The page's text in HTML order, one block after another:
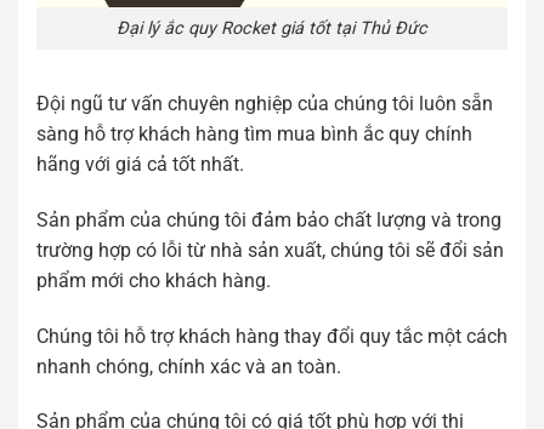
Đại lý ắc quy Rocket giá tốt tại Thủ Đức
Đội ngũ tư vấn chuyên nghiệp của chúng tôi luôn sẵn
sàng hỗ trợ khách hàng tìm mua bình ắc quy chính
hãng với giá cả tốt nhất.
Sản phẩm của chúng tôi đảm bảo chất lượng và trong
trường hợp có lỗi từ nhà sản xuất, chúng tôi sẽ đổi sản
phẩm mới cho khách hàng.
Chúng tôi hỗ trợ khách hàng thay đổi quy tắc một cách
nhanh chóng, chính xác và an toàn.
Sản phẩm của chúng tôi có giá tốt phù hợp với thị